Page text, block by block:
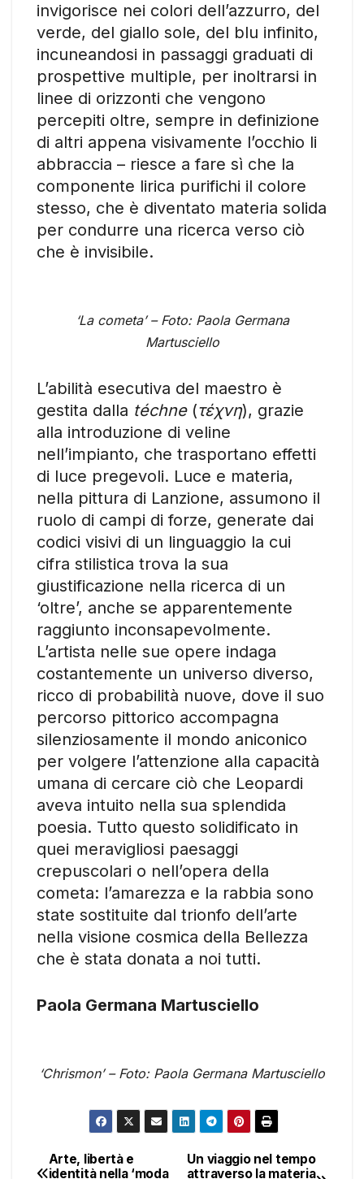
invigorisce nei colori dell’azzurro, del
verde, del giallo sole, del blu infinito,
incuneandosi in passaggi graduati di
prospettive multiple, per inoltrarsi in
linee di orizzonti che vengono
percepiti oltre, sempre in definizione
di altri appena visivamente l’occhio li
abbraccia – riesce a fare sì che la
componente lirica purifichi il colore
stesso, che è diventato materia solida
per condurre una ricerca verso ciò
che è invisibile.
‘La cometa’ – Foto: Paola Germana
Martusciello
L’abilità esecutiva del maestro è
gestita dalla téchne (τέχνη), grazie
alla introduzione di veline
nell’impianto, che trasportano effetti
di luce pregevoli. Luce e materia,
nella pittura di Lanzione, assumono il
ruolo di campi di forze, generate dai
codici visivi di un linguaggio la cui
cifra stilistica trova la sua
giustificazione nella ricerca di un
‘oltre’, anche se apparentemente
raggiunto inconsapevolmente.
L’artista nelle sue opere indaga
costantemente un universo diverso,
ricco di probabilità nuove, dove il suo
percorso pittorico accompagna
silenziosamente il mondo aniconico
per volgere l’attenzione alla capacità
umana di cercare ciò che Leopardi
aveva intuito nella sua splendida
poesia. Tutto questo solidificato in
quei meravigliosi paesaggi
crepuscolari o nell’opera della
cometa: l’amarezza e la rabbia sono
state sostituite dal trionfo dell’arte
nella visione cosmica della Bellezza
che è stata donata a noi tutti.
Paola Germana Martusciello
‘Chrismon’ – Foto: Paola Germana Martusciello
NavigazioneUn viaggio nel tempo
attraverso la materia
Arte, libertà e
identità nella ‘moda